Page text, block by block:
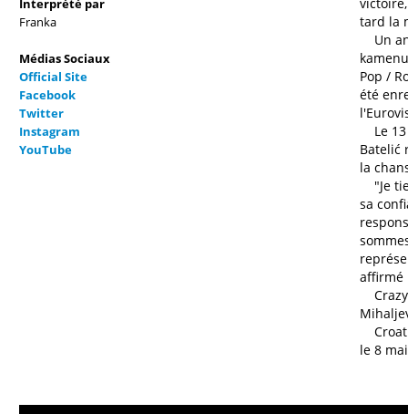
Franka
Médias Sociaux
Official Site
Facebook
Twitter
Instagram
YouTube
tard la
Un
Pop /
été
Le 13
Batelić
la
"Je
sa
affirmé
le 8